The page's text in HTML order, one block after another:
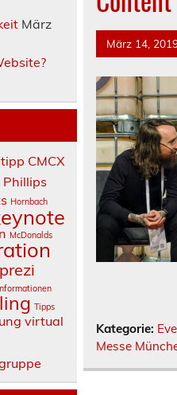
März 14,
Kategorie:
Messe
März
CMCX
Phillips
Hornbach
McDonalds
prezi
Tipps
virtual